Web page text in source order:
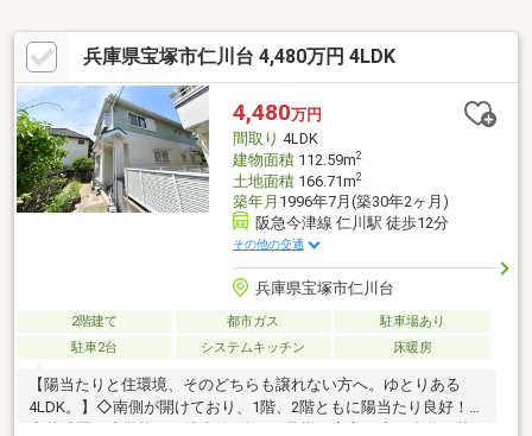
兵庫県宝塚市仁川台 4,480万円 4LDK
4,480万円
間取り 4LDK
建物面積112.59m2
土地面積166.71m2
築年月 1996年7月(築30年2ヶ月)
阪急今津線 仁川駅 徒歩12分
その他の交通
兵庫県宝塚市仁川台
2階建て 都市ガス
駐車場あり
駐車2台
システムキッチン 床暖房
【陽当たりと住環境、そのどちらも譲れない方へ。ゆとりある
4LDK。】◇南側が開けており、1階、2階ともに陽当たり良好！